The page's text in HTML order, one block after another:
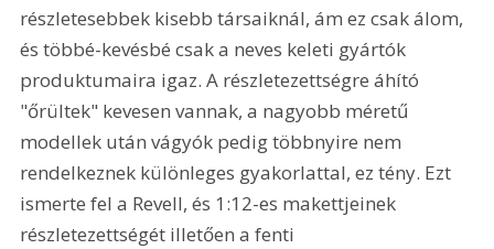
részletesebbek kisebb társaiknál, ám ez csak álom,
és többé-kevésbé csak a neves keleti gyártók
produktumaira igaz. A részletezettségre áhító
"őrültek" kevesen vannak, a nagyobb méretű
modellek után vágyók pedig többnyire nem
rendelkeznek különleges gyakorlattal, ez tény. Ezt
ismerte fel a Revell, és 1:12-es makettjeinek
részletezettségét illetően a fenti